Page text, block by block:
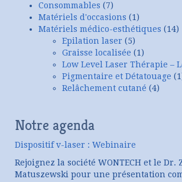
Consommables (7)
Matériels d'occasions (1)
Matériels médico-esthétiques (14)
Epilation laser (5)
Graisse localisée (1)
Low Level Laser Thérapie –
Pigmentaire et Détatouage
Relâchement cutané (4)
Notre agenda
Dispositif v-laser : Webinaire
Rejoignez la société WONTECH et le Dr.
Matuszewski pour une présentation